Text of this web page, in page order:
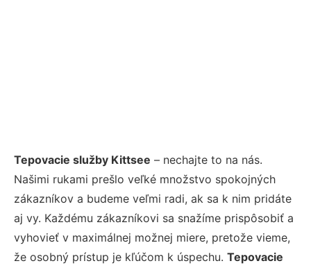
Tepovacie služby Kittsee – nechajte to na nás.
Našimi rukami prešlo veľké množstvo spokojných
zákazníkov a budeme veľmi radi, ak sa k nim pridáte
aj vy. Každému zákazníkovi sa snažíme prispôsobiť a
vyhovieť v maximálnej možnej miere, pretože vieme,
že osobný prístup je kľúčom k úspechu. Tepovacie